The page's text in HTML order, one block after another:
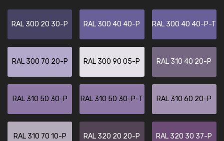
RAL 300 20 30-P RAL 300 40 40-P RAL 300 40 40-P-T
RAL 300 70 20-P RAL 300 90 05-P RAL 310 40 20-P
RAL 310 50 30-P RAL 310 50 30-P-T RAL 310 60 20-P
RAL 310 70 10-P RAL 320 20 20-P RAL 320 30 37-P